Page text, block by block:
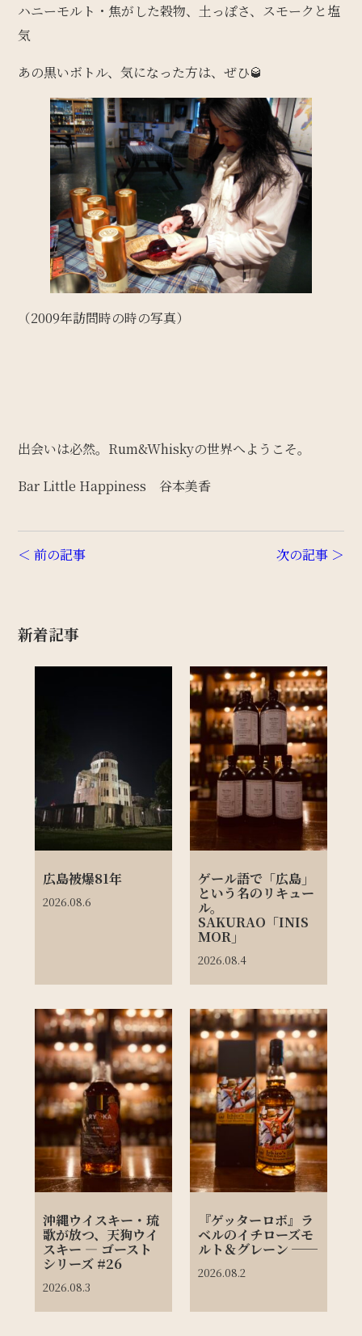
ハニーモルト・焦がした穀物、土っぽさ、スモークと塩
気
あの黒いボトル、気になった方は、ぜひ🥃
（2009年訪問時の時の写真）
出会いは必然。Rum&Whiskyの世界へようこそ。
Bar Little Happiness 谷本美香
＜ 前の記事 次の記事 ＞
新着記事
広島被爆81年
2026.08.6
ゲール語で「広島」
という名のリキュー
ル。
SAKURAO「INIS
MOR」
2026.08.4
沖縄ウイスキー・琉
歌が放つ、天狗ウイ
スキー ― ゴースト
シリーズ #26
2026.08.3
『ゲッターロボ』ラ
ベルのイチローズモ
ルト＆グレーン ──
2026.08.2